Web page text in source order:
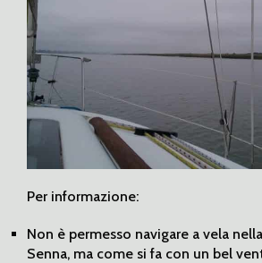
Per informazione:
Non è permesso navigare a vela
Senna, ma come si fa con un bel